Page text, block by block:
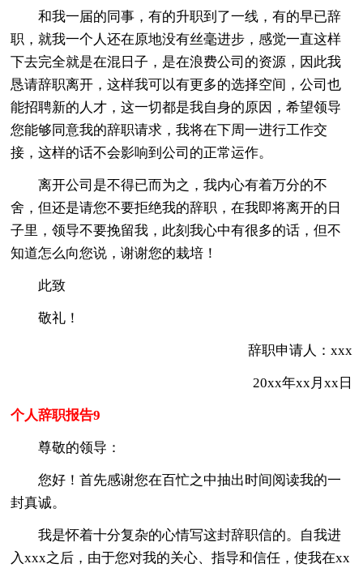
和我一届的同事，有的升职到了一线，有的早已辞
职，就我一个人还在原地没有丝毫进步，感觉一直这样
下去完全就是在混日子，是在浪费公司的资源，因此我
恳请辞职离开，这样我可以有更多的选择空间，公司也
能招聘新的人才，这一切都是我自身的原因，希望领导
您能够同意我的辞职请求，我将在下周一进行工作交
接，这样的话不会影响到公司的正常运作。
离开公司是不得已而为之，我内心有着万分的不
舍，但还是请您不要拒绝我的辞职，在我即将离开的日
子里，领导不要挽留我，此刻我心中有很多的话，但不
知道怎么向您说，谢谢您的栽培！
此致
敬礼！
辞职申请人：xxx
20xx年xx月xx日
个人辞职报告9
尊敬的领导：
您好！首先感谢您在百忙之中抽出时间阅读我的一
封真诚。
我是怀着十分复杂的心情写这封辞职信的。自我进
入xxx之后，由于您对我的关心、指导和信任，使我在xx